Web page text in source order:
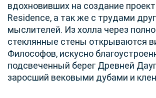
вдохновивших на создание
Residence, а так же с трудами
мыслителей. Из холла через
стеклянные стены открываются
Философов, искусно
подсвеченный берег Древней
заросший вековыми дубами и